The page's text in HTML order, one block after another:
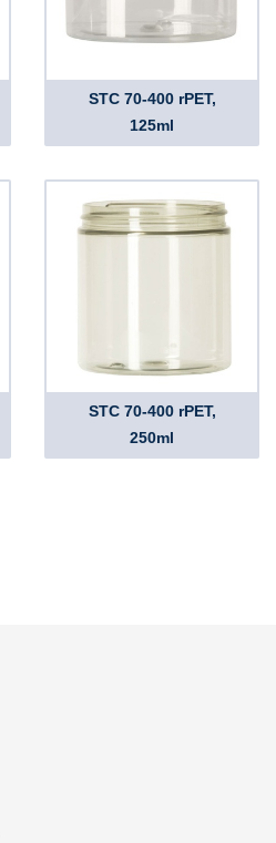
STC 70-400 rPET,
125ml
STC 70-400 rPET,
250ml